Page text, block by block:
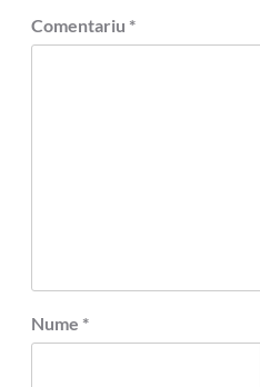
Comentariu *
Nume *